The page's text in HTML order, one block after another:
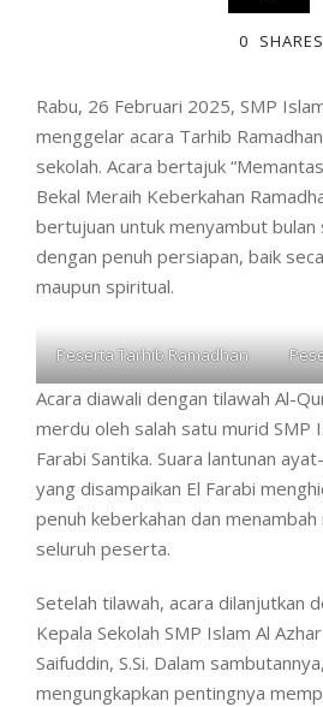
0 SHARES
Rabu, 26 Februari 2025, SMP
menggelar acara Tarhib
sekolah. Acara bertajuk
Bekal Meraih Keberkahan
bertujuan untuk menyambut bulan
dengan penuh persiapan, baik
maupun spiritual.
Peserta Tarhib Ramadhan
Acara diawali dengan tilawah Al-
merdu oleh salah satu murid SMP
Farabi Santika. Suara lantunan
yang disampaikan El Farabi
penuh keberkahan dan
seluruh peserta.
Setelah tilawah, acara dilanjutkan
Kepala Sekolah SMP Islam Al
Saifuddin, S.Si. Dalam
mengungkapkan pentingnya